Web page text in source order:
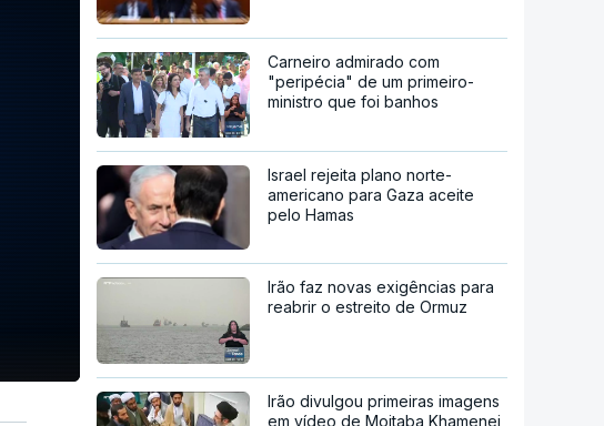
Carneiro admirado com
"peripécia" de um primeiro-
ministro que foi banhos
Israel rejeita plano norte-
americano para Gaza aceite
pelo Hamas
Irão faz novas exigências para
reabrir o estreito de Ormuz
Irão divulgou primeiras imagens
em vídeo de Mojtaba Khamenei